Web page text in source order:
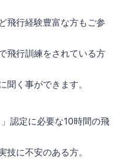
飛行経験豊富な方もご参
飛行訓練をされている方
く事ができます。
認定に必要な10時間の飛
技に不安のある方。